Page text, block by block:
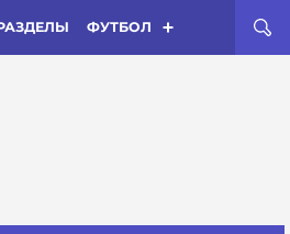
ФУТБОЛ